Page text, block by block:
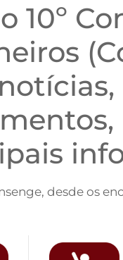
10º
desde os